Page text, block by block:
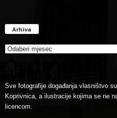
Arhiva
Sve fotografije događanja vlasništvo
Koprivnica, a ilustracije kojima se ne
licencom.